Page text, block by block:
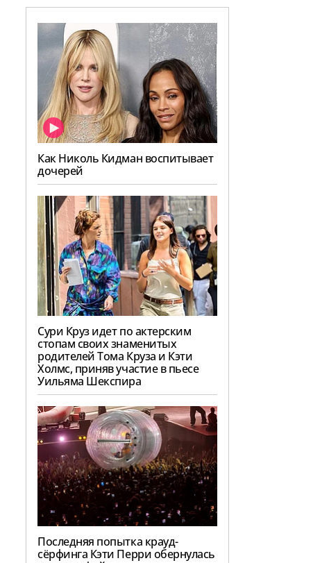
Как Николь Кидман воспитывает
дочерей
Сури Круз идет по актерским
стопам своих знаменитых
родителей Тома Круза и Кэти
Холмс, приняв участие в пьесе
Уильяма Шекспира
Последняя попытка крауд-
сёрфинга Кэти Перри обернулась